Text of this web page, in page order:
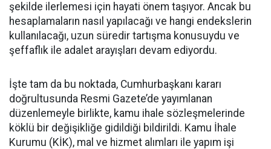
şekilde ilerlemesi için hayati önem taşıyor. Ancak bu
hesaplamaların nasıl yapılacağı ve hangi endekslerin
kullanılacağı, uzun süredir tartışma konusuydu ve
şeffaflık ile adalet arayışları devam ediyordu.
İşte tam da bu noktada, Cumhurbaşkanı kararı
doğrultusunda Resmi Gazete’de yayımlanan
düzenlemeyle birlikte, kamu ihale sözleşmelerinde
köklü bir değişikliğe gidildiği bildirildi. Kamu İhale
Kurumu (KİK), mal ve hizmet alımları ile yapım işi